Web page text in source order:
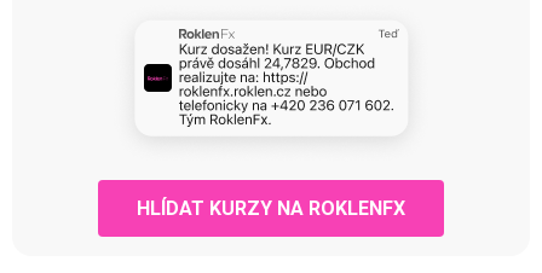
HLÍDAT KURZY NA ROKLENFX